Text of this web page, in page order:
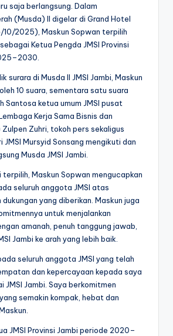
saja berlangsung. Dalam
(Musda) II digelar di Grand Hotel
10/2025), Maskun Sopwan terpilih
Ketua Pengda JMSI Provinsi
surara di Musda II JMSI Jambi, Maskun
10 suara, sementara satu suara
Santosa ketua umum JMSI pusat
Kerja Sama Bisnis dan
Zuhri, tokoh pers sekaligus
JMSI Mursyid Sonsang mengikuti dan
Musda JMSI Jambi.
terpilih, Maskun Sopwan mengucapkan
seluruh anggota JMSI atas
yang diberikan. Maskun juga
untuk menjalankan
amanah, penuh tanggung jawab,
Jambi ke arah yang lebih baik.
seluruh anggota JMSI yang telah
dan kepercayaan kepada saya
JMSI Jambi. Saya berkomitmen
semakin kompak, hebat dan
JMSI Provinsi Jambi periode 2020–